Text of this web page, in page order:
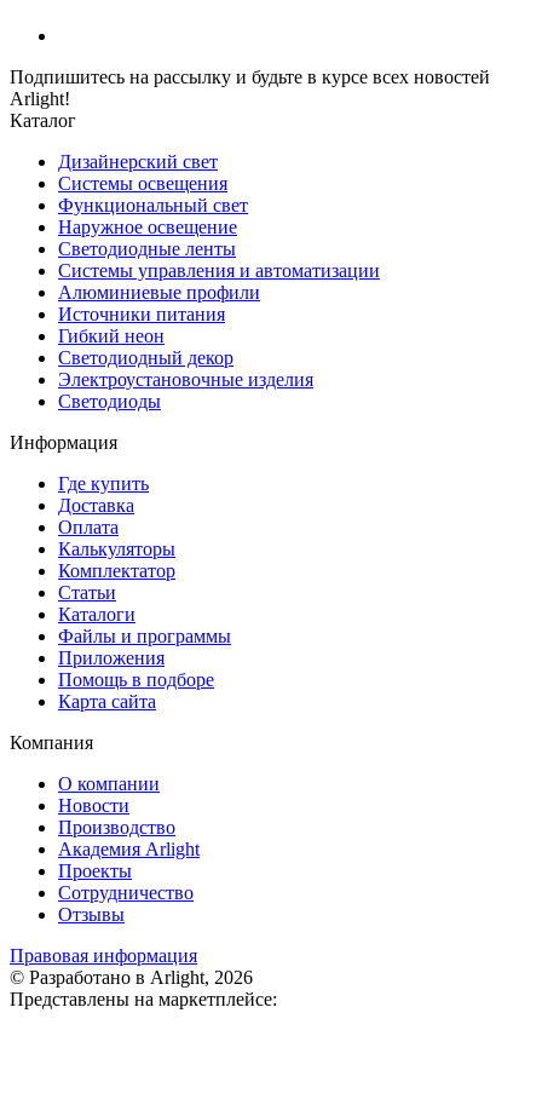
Подпишитесь на рассылку и будьте в курсе всех новостей
Arlight!
Каталог
Дизайнерский свет
Системы освещения
Функциональный свет
Наружное освещение
Светодиодные ленты
Системы управления и автоматизации
Алюминиевые профили
Источники питания
Гибкий неон
Светодиодный декор
Электроустановочные изделия
Светодиоды
Информация
Где купить
Доставка
Оплата
Калькуляторы
Комплектатор
Статьи
Каталоги
Файлы и программы
Приложения
Помощь в подборе
Карта сайта
Компания
О компании
Новости
Производство
Академия Arlight
Проекты
Сотрудничество
Отзывы
Правовая информация
© Разработано в Arlight, 2026
Представлены на маркетплейсе: